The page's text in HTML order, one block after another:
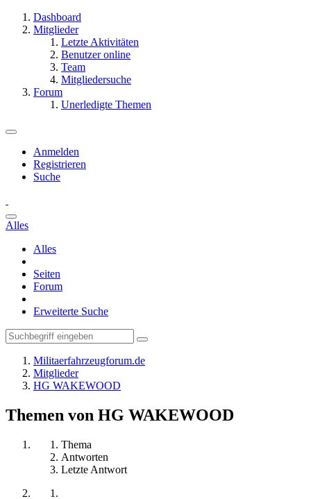
Dashboard
Mitglieder
Letzte Aktivitäten
Benutzer online
Team
Mitgliedersuche
Forum
Unerledigte Themen
Anmelden
Registrieren
Suche
Alles
Alles
Seiten
Forum
Erweiterte Suche
Militaerfahrzeugforum.de
Mitglieder
HG WAKEWOOD
Themen von HG WAKEWOOD
Thema
Antworten
Letzte Antwort